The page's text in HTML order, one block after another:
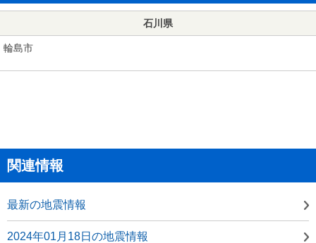
石川県
輪島市
関連情報
最新の地震情報
2024年01月18日の地震情報